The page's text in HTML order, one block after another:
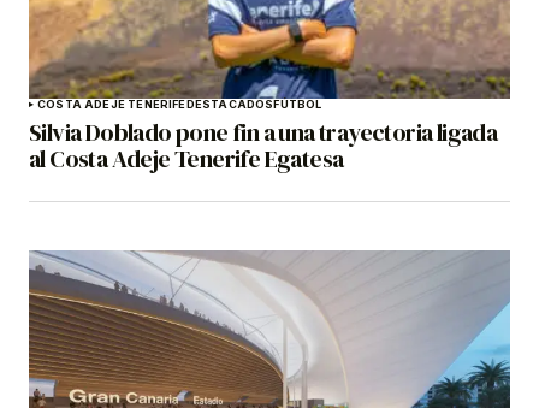
COSTA ADEJE TENERIFEDESTACADOSFÚTBOL
Silvia Doblado pone fin a una trayectoria ligada
al Costa Adeje Tenerife Egatesa